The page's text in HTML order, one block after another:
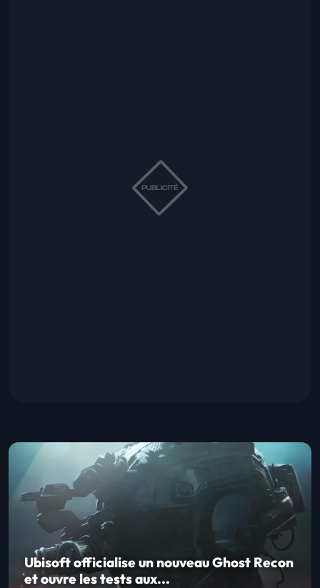
Ubisoft officialise un nouveau Ghost Recon
et ouvre les tests aux...